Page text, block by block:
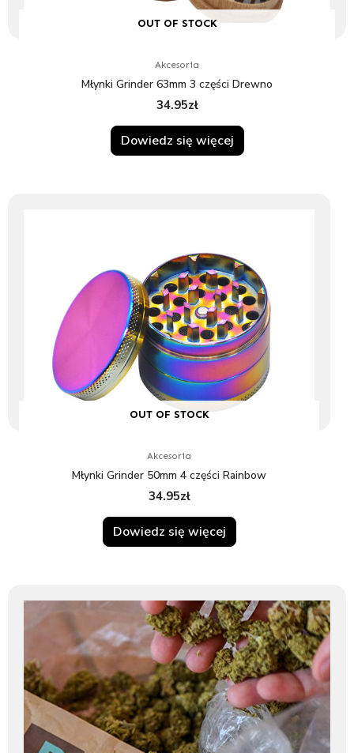
OUT OF STOCK
Akcesoria
Młynki Grinder 63mm 3 części Drewno
34.95zł
Dowiedz się więcej
OUT OF STOCK
Akcesoria
Młynki Grinder 50mm 4 części Rainbow
34.95zł
Dowiedz się więcej
cen:
od
3.95zł
do
24.95zł
produkt
ma
wiele
wariantów.
Opcje
można
wybrać
na
stronie